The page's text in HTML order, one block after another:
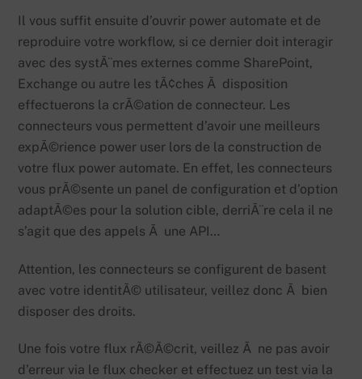
Il vous suffit ensuite d’ouvrir power automate et de
reproduire votre workflow, si ce dernier doit interagir
avec des systÃ¨mes externes comme SharePoint,
Exchange ou autre les tÃ¢ches Ã disposition
effectuerons la crÃ©ation de connecteur. Les
connecteurs vous permettent d’avoir une meilleurs
expÃ©rience power user lors de la construction de
votre flux power automate. En effet, les connecteurs
vous prÃ©sente un panel de configuration et d’option
adaptÃ©es pour la solution cible, derriÃ¨re cela il ne
s’agit que des appels Ã une API…
Attention, les connecteurs se configurent de basent
avec votre identitÃ© utilisateur, veillez donc Ã bien
disposer des droits.
Une fois votre flux rÃ©Ã©crit, veillez Ã ne pas avoir
d’erreur via le flux checker et effectuez un test via la